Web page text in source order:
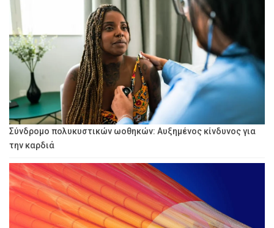
Σύνδρομο πολυκυστικών ωοθηκών: Αυξημένος κίνδυνος για
την καρδιά